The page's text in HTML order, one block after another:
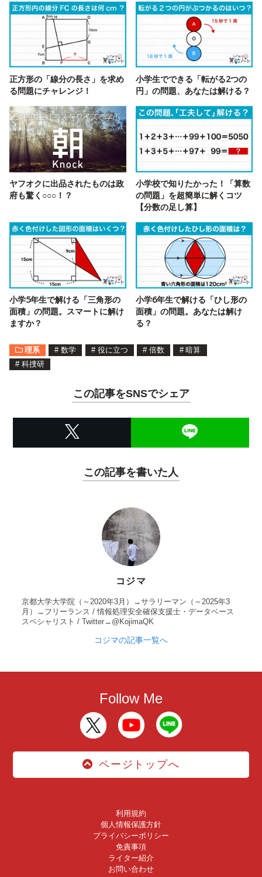
正方形の「線分の長さ」を求め
る問題にチャレンジ！
小学生でできる「転がる2つの
円」の問題、あなたは解ける？
ヤフオクに出品されたものは政
府も驚く○○○！？
小学校で知りたかった！「算数
の問題」を超簡単に解くコツ
【分数の足し算】
小学5年生で解ける「三角形の
面積」の問題。スマートに解け
ますか？
小学6年生で解ける「ひし形の
面積」の問題。あなたは解け
る？
理系 # 数学 # 役に立つ # 倍数 # 暗算
# 科捜研
この記事をSNSでシェア
この記事を書いた人
コジマ
京都大学大学院（～2020年3月）→サラリーマン（～2025年3
月）→フリーランス / 情報処理安全確保支援士・データベース
スペシャリスト / Twitter→@KojimaQK
コジマの記事一覧へ
Follow Me
ページトップへ
利用規約
個人情報保護方針
プライバシーポリシー
免責事項
ライター紹介
お問い合わせ